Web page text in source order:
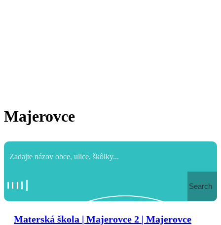
Majerovce
Search
Materská škola | Majerovce 2 | Majerovce